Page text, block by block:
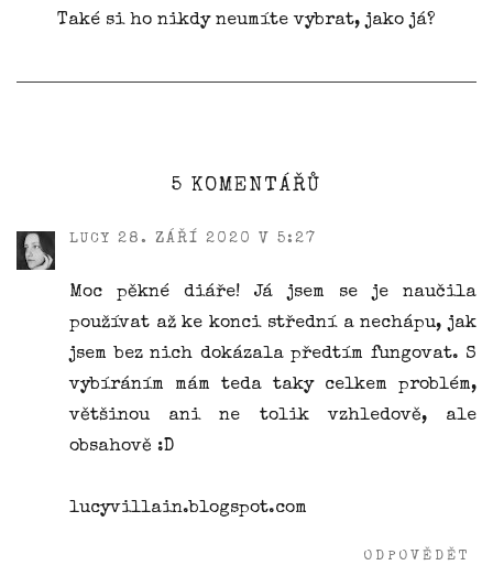
Také si ho nikdy neumíte vybrat, jako já?
5 KOMENTÁŘŮ
LUCY 28. ZÁŘÍ 2020 V 5:27
Moc pěkné diáře! Já jsem se je naučila
používat až ke konci střední a nechápu, jak
jsem bez nich dokázala předtím fungovat. S
vybíráním mám teda taky celkem problém,
většinou ani ne tolik vzhledově, ale
obsahově :D
lucyvillain.blogspot.com
ODPOVĚDĚT